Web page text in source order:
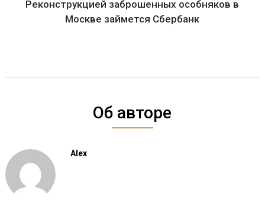
Реконструкцией заброшенных особняков в
Москве займется Сбербанк
Об авторе
Alex